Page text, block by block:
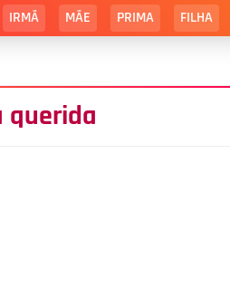
IRMÃ MÃE PRIMA FILHA
querida